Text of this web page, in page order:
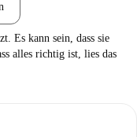
Es kann sein, dass sie
alles richtig ist, lies das